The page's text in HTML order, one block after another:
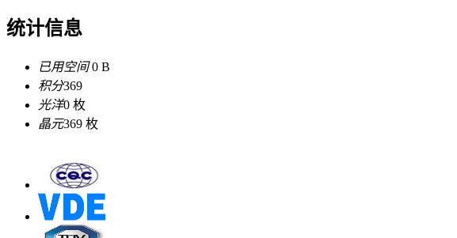
统计信息
已用空间0 B
积分369
光洋0 枚
晶元369 枚